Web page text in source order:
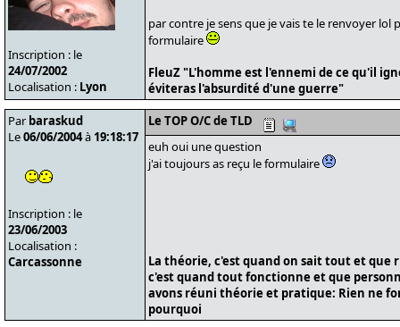
Inscription : le
24/07/2002
Localisation : Lyon
par contre je sens que je vais te le renvoyer lol
formulaire
FleuZ "L'homme est l'ennemi de ce qu'il
éviteras l'absurdité d'une guerre"
Par baraskud
Le06/06/2004à 19:18:17
Inscription : le
23/06/2003
Localisation :
Carcassonne
Le TOP O/C de TLD
euh oui une question
j'ai toujours as reçu le formulaire
La théorie, c'est quand on sait tout et
c'est quand tout fonctionne et que
avons réuni théorie et pratique: Rien ne
pourquoi